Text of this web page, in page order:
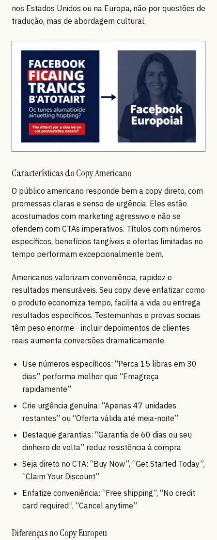
nos Estados Unidos ou na Europa, não por questões de
tradução, mas de abordagem cultural.
Características do Copy Americano
O público americano responde bem a copy direto, com
promessas claras e senso de urgência. Eles estão
acostumados com marketing agressivo e não se
ofendem com CTAs imperativos. Títulos com números
específicos, benefícios tangíveis e ofertas limitadas no
tempo performam excepcionalmente bem.
Americanos valorizam conveniência, rapidez e
resultados mensuráveis. Seu copy deve enfatizar como
o produto economiza tempo, facilita a vida ou entrega
resultados específicos. Testemunhos e provas sociais
têm peso enorme - incluir depoimentos de clientes
reais aumenta conversões dramaticamente.
Use números específicos: “Perca 15 libras em 30
dias” performa melhor que “Emagreça
rapidamente”
Crie urgência genuína: “Apenas 47 unidades
restantes” ou “Oferta válida até meia-noite”
Destaque garantias: “Garantia de 60 dias ou seu
dinheiro de volta” reduz resistência à compra
Seja direto no CTA: “Buy Now”, “Get Started Today”,
“Claim Your Discount”
Enfatize conveniência: “Free shipping”, “No credit
card required”, “Cancel anytime”
Diferenças no Copy Europeu